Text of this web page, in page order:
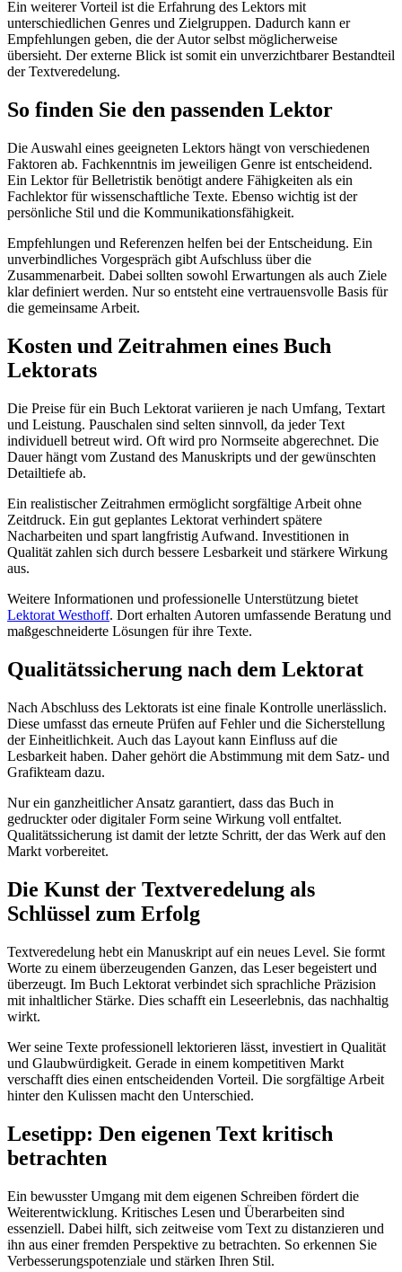
Ein weiterer Vorteil ist die Erfahrung des Lektors mit
unterschiedlichen Genres und Zielgruppen. Dadurch kann er
Empfehlungen geben, die der Autor selbst möglicherweise
übersieht. Der externe Blick ist somit ein unverzichtbarer Bestandteil
der Textveredelung.
So finden Sie den passenden Lektor
Die Auswahl eines geeigneten Lektors hängt von verschiedenen
Faktoren ab. Fachkenntnis im jeweiligen Genre ist entscheidend.
Ein Lektor für Belletristik benötigt andere Fähigkeiten als ein
Fachlektor für wissenschaftliche Texte. Ebenso wichtig ist der
persönliche Stil und die Kommunikationsfähigkeit.
Empfehlungen und Referenzen helfen bei der Entscheidung. Ein
unverbindliches Vorgespräch gibt Aufschluss über die
Zusammenarbeit. Dabei sollten sowohl Erwartungen als auch Ziele
klar definiert werden. Nur so entsteht eine vertrauensvolle Basis für
die gemeinsame Arbeit.
Kosten und Zeitrahmen eines Buch
Lektorats
Die Preise für ein Buch Lektorat variieren je nach Umfang, Textart
und Leistung. Pauschalen sind selten sinnvoll, da jeder Text
individuell betreut wird. Oft wird pro Normseite abgerechnet. Die
Dauer hängt vom Zustand des Manuskripts und der gewünschten
Detailtiefe ab.
Ein realistischer Zeitrahmen ermöglicht sorgfältige Arbeit ohne
Zeitdruck. Ein gut geplantes Lektorat verhindert spätere
Nacharbeiten und spart langfristig Aufwand. Investitionen in
Qualität zahlen sich durch bessere Lesbarkeit und stärkere Wirkung
aus.
Weitere Informationen und professionelle Unterstützung bietet
Lektorat Westhoff. Dort erhalten Autoren umfassende Beratung und
maßgeschneiderte Lösungen für ihre Texte.
Qualitätssicherung nach dem Lektorat
Nach Abschluss des Lektorats ist eine finale Kontrolle unerlässlich.
Diese umfasst das erneute Prüfen auf Fehler und die Sicherstellung
der Einheitlichkeit. Auch das Layout kann Einfluss auf die
Lesbarkeit haben. Daher gehört die Abstimmung mit dem Satz- und
Grafikteam dazu.
Nur ein ganzheitlicher Ansatz garantiert, dass das Buch in
gedruckter oder digitaler Form seine Wirkung voll entfaltet.
Qualitätssicherung ist damit der letzte Schritt, der das Werk auf den
Markt vorbereitet.
Die Kunst der Textveredelung als
Schlüssel zum Erfolg
Textveredelung hebt ein Manuskript auf ein neues Level. Sie formt
Worte zu einem überzeugenden Ganzen, das Leser begeistert und
überzeugt. Im Buch Lektorat verbindet sich sprachliche Präzision
mit inhaltlicher Stärke. Dies schafft ein Leseerlebnis, das nachhaltig
wirkt.
Wer seine Texte professionell lektorieren lässt, investiert in Qualität
und Glaubwürdigkeit. Gerade in einem kompetitiven Markt
verschafft dies einen entscheidenden Vorteil. Die sorgfältige Arbeit
hinter den Kulissen macht den Unterschied.
Lesetipp: Den eigenen Text kritisch
betrachten
Ein bewusster Umgang mit dem eigenen Schreiben fördert die
Weiterentwicklung. Kritisches Lesen und Überarbeiten sind
essenziell. Dabei hilft, sich zeitweise vom Text zu distanzieren und
ihn aus einer fremden Perspektive zu betrachten. So erkennen Sie
Verbesserungspotenziale und stärken Ihren Stil.